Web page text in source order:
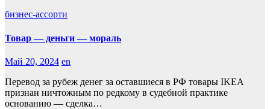
бизнес-ассорти
Товар — деньги — мораль
Май 20, 2024 en
Перевод за рубеж денег за оставшиеся в РФ товары IKEA
признан ничтожным по редкому в судебной практике
основанию — сделка…